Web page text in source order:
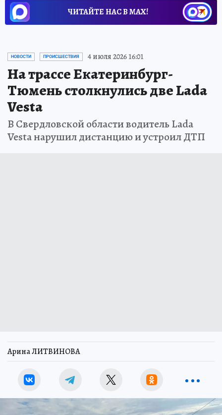
ЧИТАЙТЕ НАС В МАХ!
НОВОСТИ ПРОИСШЕСТВИЯ 4 июля 2026 16:01
На трассе Екатеринбург-
Тюмень столкнулись две Lada
Vesta
В Свердловской области водитель Lada
Vesta нарушил дистанцию и устроил ДТП
Арина ЛИТВИНОВА